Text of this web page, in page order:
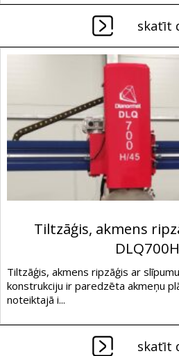
skatīt
Tiltzāģis, akmens
Tiltzāģis, akmens ripzāģis ar
konstrukciju ir paredzēta akmeņu
noteiktajā i...
skatīt